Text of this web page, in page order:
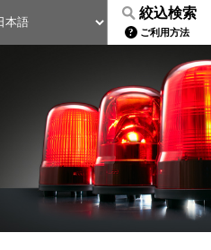
絞込検索
ご利用方法